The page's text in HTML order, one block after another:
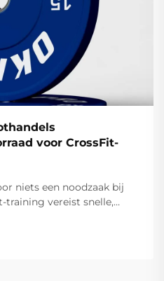
voor CrossFit-
niets een noodzaak bij
training vereist snelle,
bumperplaten